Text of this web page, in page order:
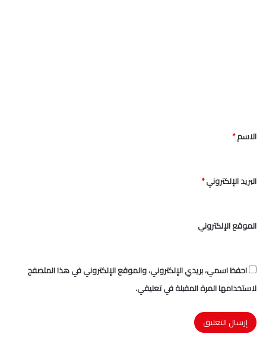
*
الاسم*
البريد الإلكتروني*
الموقع الإلكتروني
احفظ اسمي، بريدي الإلكتروني، والموقع الإلكتروني في هذا المتصفح
لاستخدامها المرة المقبلة في تعليقي.